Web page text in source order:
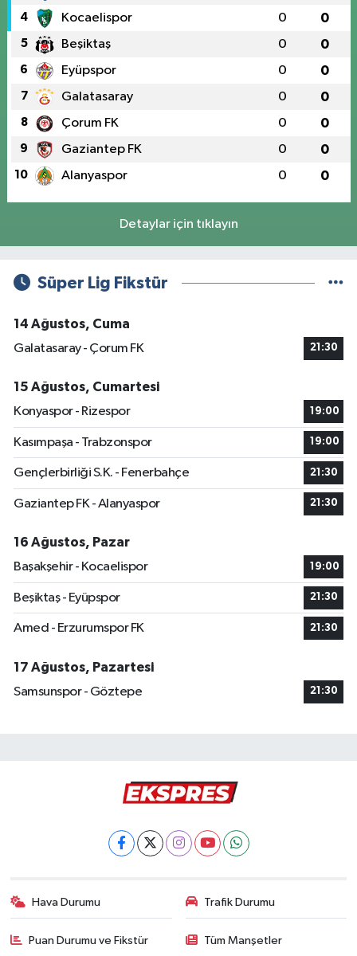
4 Kocaelispor 0 0
5 Beşiktaş 0 0
6 Eyüpspor 0 0
7 Galatasaray 0 0
8 Çorum FK 0 0
9 Gaziantep FK 0 0
10 Alanyaspor 0 0
Detaylar için tıklayın
Süper Lig Fikstür
14 Ağustos, Cuma
Galatasaray - Çorum FK
21:30
15 Ağustos, Cumartesi
Konyaspor - Rizespor
19:00
Kasımpaşa - Trabzonspor 19:00
Gençlerbirliği S.K. - Fenerbahçe 21:30
Gaziantep FK - Alanyaspor 21:30
16 Ağustos, Pazar
Başakşehir - Kocaelispor
19:00
Beşiktaş - Eyüpspor 21:30
Amed - Erzurumspor FK 21:30
17 Ağustos, Pazartesi
Samsunspor - Göztepe
21:30
Hava Durumu Trafik Durumu
Puan Durumu ve Fikstür Tüm Manşetler